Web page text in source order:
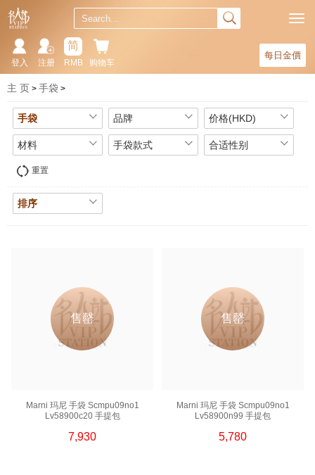
每日金價
购物车
简
RMB
注册
登入
主 页 手袋
手袋 品牌 价格(HKD)
材料 手袋款式 合适性别
重置
排序
售罄
Marni 玛尼 手袋 Scmpu09no1
Lv58900c20 手提包
7,930
售罄
Marni 玛尼 手袋 Scmpu09no1
Lv58900n99 手提包
5,780